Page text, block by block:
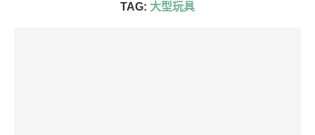
TAG: 大型玩具